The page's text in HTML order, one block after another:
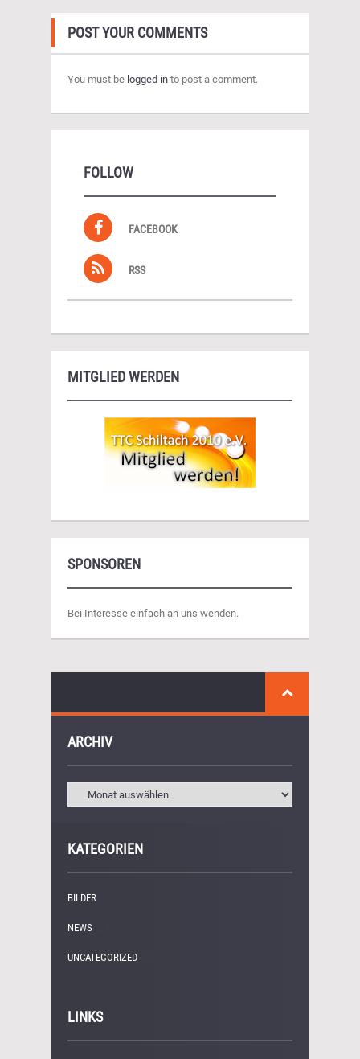
POST YOUR COMMENTS
You must be logged in to post a comment.
FOLLOW
FACEBOOK
RSS
MITGLIED WERDEN
SPONSOREN
Bei Interesse einfach an uns wenden.
ARCHIV
KATEGORIEN
BILDER
NEWS
UNCATEGORIZED
LINKS